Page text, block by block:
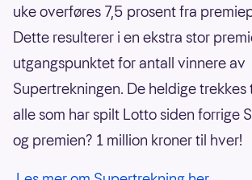
uke overføres 7,5 prosent fra
Dette resulterer i en ekstra stor
utgangspunktet for antall vinnere av
Supertrekningen. De heldige
alle som har spilt Lotto siden forrige
og premien? 1 million kroner til hver!